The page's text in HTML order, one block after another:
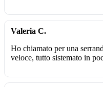
Valeria C.
Ho chiamato per una
veloce, tutto sistemato in